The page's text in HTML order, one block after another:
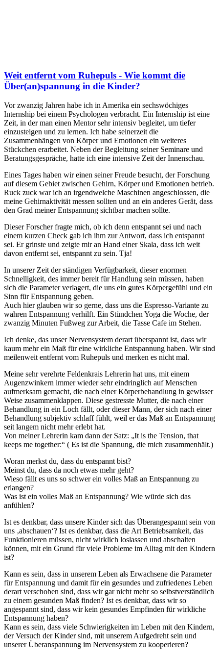
Weit entfernt vom Ruhepuls - Wie kommt die
Über(an)spannung in die Kinder?
Vor zwanzig Jahren habe ich in Amerika ein sechswöchiges
Internship bei einem Psychologen verbracht. Ein Internship ist eine
Zeit, in der man einen Mentor sehr intensiv begleitet, um tiefer
einzusteigen und zu lernen. Ich habe seinerzeit die
Zusammenhängen von Körper und Emotionen ein weiteres
Stückchen erarbeitet. Neben der Begleitung seiner Seminare und
Beratungsgespräche, hatte ich eine intensive Zeit der Innenschau.
Eines Tages haben wir einen seiner Freude besucht, der Forschung
auf diesem Gebiet zwischen Gehirn, Körper und Emotionen betrieb.
Ruck zuck war ich an irgendwelche Maschinen angeschlossen, die
meine Gehirnaktivität messen sollten und an ein anderes Gerät, dass
den Grad meiner Entspannung sichtbar machen sollte.
Dieser Forscher fragte mich, ob ich denn entspannt sei und nach
einem kurzen Check gab ich ihm zur Antwort, dass ich entspannt
sei. Er grinste und zeigte mir an Hand einer Skala, dass ich weit
davon entfernt sei, entspannt zu sein. Tja!
In unserer Zeit der ständigen Verfügbarkeit, dieser enormen
Schnelligkeit, des immer bereit für Handlung sein müssen, haben
sich die Parameter verlagert, die uns ein gutes Körpergefühl und ein
Sinn für Entspannung geben.
Auch hier glauben wir so gerne, dass uns die Espresso-Variante zu
wahren Entspannung verhilft. Ein Stündchen Yoga die Woche, der
zwanzig Minuten Fußweg zur Arbeit, die Tasse Cafe im Stehen.
Ich denke, das unser Nervensystem derart überspannt ist, dass wir
kaum mehr ein Maß für eine wirkliche Entspannung haben. Wir sind
meilenweit entfernt vom Ruhepuls und merken es nicht mal.
Meine sehr verehrte Feldenkrais Lehrerin hat uns, mit einem
Augenzwinkern immer wieder sehr eindringlich auf Menschen
aufmerksam gemacht, die nach einer Körperbehandlung in gewisser
Weise zusammenklappen. Diese gestresste Mutter, die nach einer
Behandlung in ein Loch fällt, oder dieser Mann, der sich nach einer
Behandlung subjektiv schlaff fühlt, weil er das Maß an Entspannung
seit langem nicht mehr erlebt hat.
Von meiner Lehrerin kam dann der Satz: „It is the Tension, that
keeps me together:“ ( Es ist die Spannung, die mich zusammenhält.)
Woran merkst du, dass du entspannt bist?
Meinst du, dass da noch etwas mehr geht?
Wieso fällt es uns so schwer ein volles Maß an Entspannung zu
erlangen?
Was ist ein volles Maß an Entspannung? Wie würde sich das
anfühlen?
Ist es denkbar, dass unsere Kinder sich das Überangespannt sein von
uns ‚abschauen‘? Ist es denkbar, dass die Art Betriebsamkeit, das
Funktionieren müssen, nicht wirklich loslassen und abschalten
können, mit ein Grund für viele Probleme im Alltag mit den Kindern
ist?
Kann es sein, dass in unserem Leben als Erwachsene die Parameter
für Entspannung und damit für ein gesundes und zufriedenes Leben
derart verschoben sind, dass wir gar nicht mehr so selbstverständlich
zu einem gesunden Maß finden? Ist es denkbar, dass wir so
angespannt sind, dass wir kein gesundes Empfinden für wirkliche
Entspannung haben?
Kann es sein, dass viele Schwierigkeiten im Leben mit den Kindern,
der Versuch der Kinder sind, mit unserem Aufgedreht sein und
unserer Überanspannung im Nervensystem zu kooperieren?